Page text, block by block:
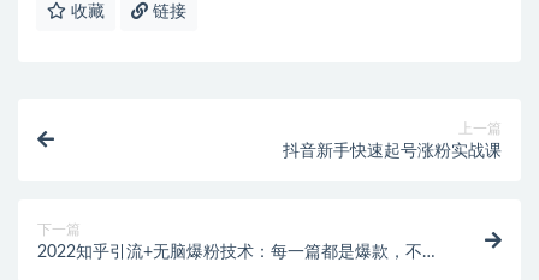
收藏 链接
上一篇
抖音新手快速起号涨粉实战课
下一篇
2022知乎引流+无脑爆粉技术：每一篇都是爆款，不吹